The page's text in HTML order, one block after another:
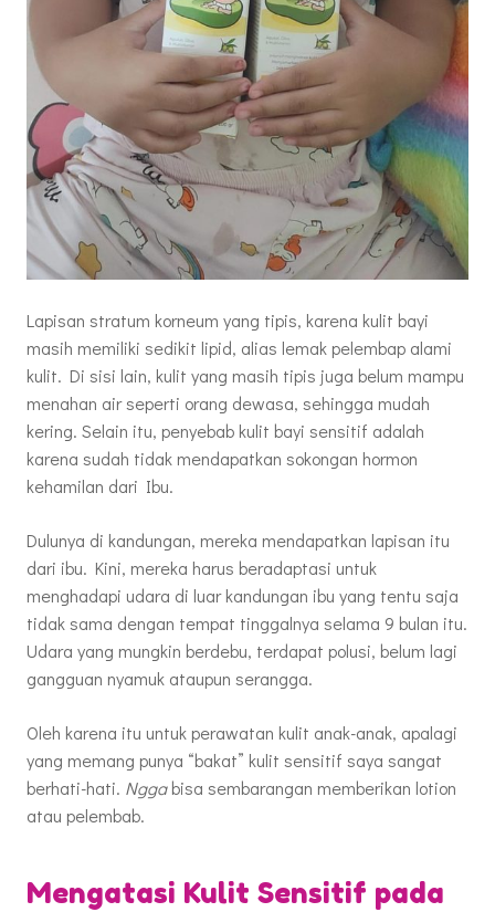
Lapisan stratum korneum yang tipis, karena kulit bayi
masih memiliki sedikit lipid, alias lemak pelembap alami
kulit. Di sisi lain, kulit yang masih tipis juga belum mampu
menahan air seperti orang dewasa, sehingga mudah
kering. Selain itu, penyebab kulit bayi sensitif adalah
karena sudah tidak mendapatkan sokongan hormon
kehamilan dari Ibu.
Dulunya di kandungan, mereka mendapatkan lapisan itu
dari ibu. Kini, mereka harus beradaptasi untuk
menghadapi udara di luar kandungan ibu yang tentu saja
tidak sama dengan tempat tinggalnya selama 9 bulan itu.
Udara yang mungkin berdebu, terdapat polusi, belum lagi
gangguan nyamuk ataupun serangga.
Oleh karena itu untuk perawatan kulit anak-anak, apalagi
yang memang punya “bakat” kulit sensitif saya sangat
berhati-hati. Nggabisa sembarangan memberikan lotion
atau pelembab.
Mengatasi Kulit Sensitif pada